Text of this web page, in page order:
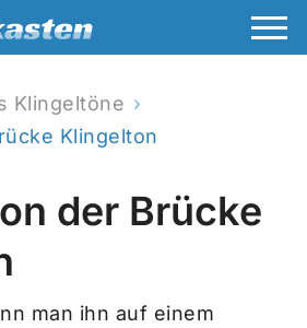
Klingeltöne
Klingelton
der Brücke
man ihn auf einem